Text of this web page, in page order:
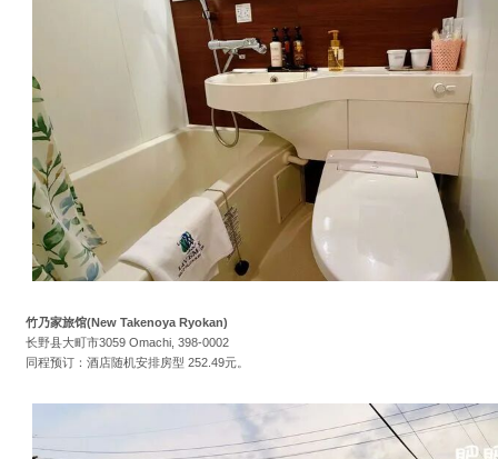
竹乃家旅馆(New Takenoya Ryokan)
长野县大町市3059 Omachi, 398-0002
同程预订：酒店随机安排房型 252.49元。